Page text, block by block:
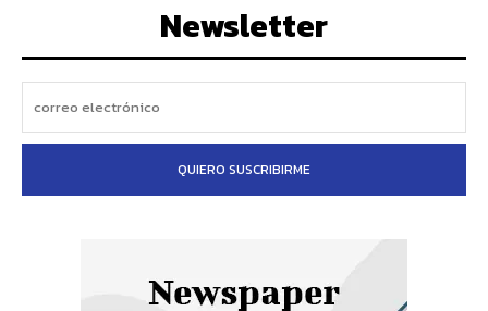
Newsletter
QUIERO SUSCRIBIRME